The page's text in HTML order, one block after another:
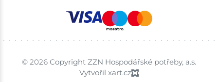
© 2026 Copyright ZZN Hospodářské potřeby, a.s.
Vytvořil xart.cz